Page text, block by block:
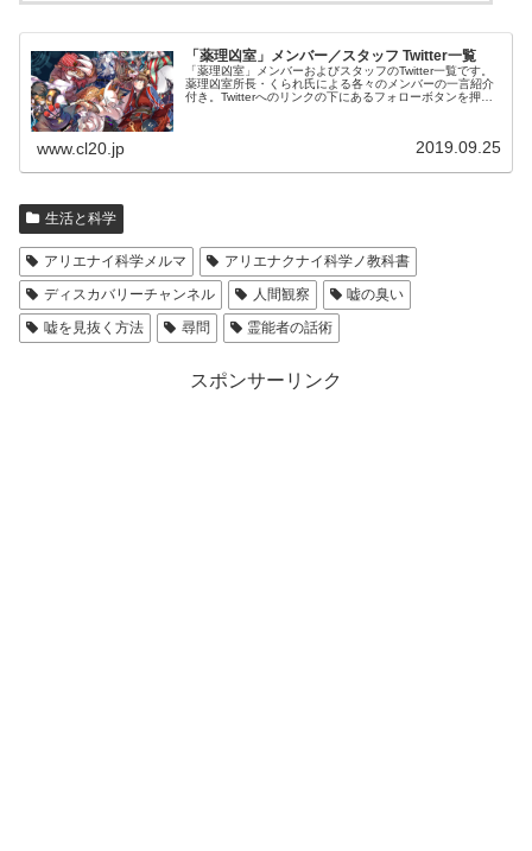
「薬理凶室」メンバー／スタッフ Twitter一覧
「薬理凶室」メンバーおよびスタッフのTwitter一覧です。
薬理凶室所長・くられ氏による各々のメンバーの一言紹介
付き。Twitterへのリンクの下にあるフォローボタンを押す
www.cl20.jp 2019.09.25
生活と科学
アリエナイ科学メルマ
アリエナクナイ科学ノ教科書
ディスカバリーチャンネル
人間観察
嘘の臭い
嘘を見抜く方法
尋問 霊能者の話術
スポンサーリンク